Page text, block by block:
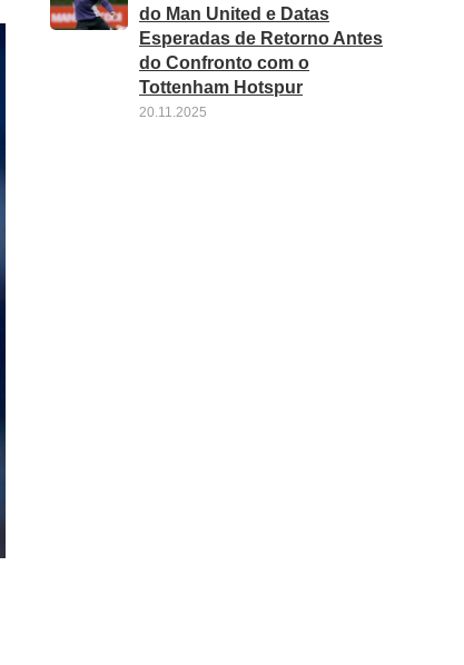
do Man United e Datas
Esperadas de Retorno Antes
do Confronto com o
Tottenham Hotspur
20.11.2025